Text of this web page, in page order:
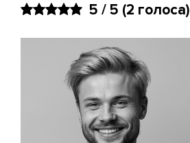
5 / 5 (2 голоса)